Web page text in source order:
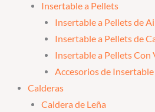
Insertable a Pellets
Insertable a Pellets de
Insertable a Pellets de
Insertable a Pellets Con
Accesorios de
Calderas
Caldera de Leña